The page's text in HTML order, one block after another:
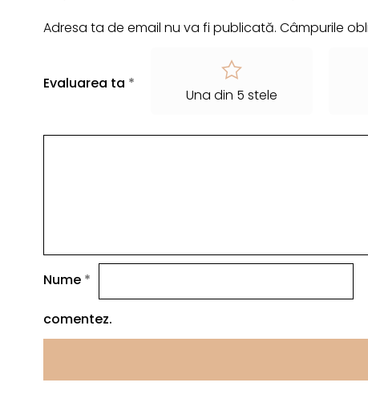
Adresa ta de email nu va fi publicată. Câmpurile
Evaluarea ta *
Una din 5 stele
Nume *
comentez.